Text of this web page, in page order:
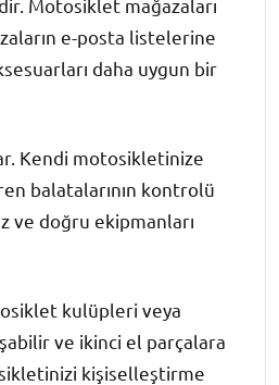
Motosiklet mağazaları
e-posta listelerine
daha uygun bir
Kendi motosikletinize
balatalarının kontrolü
ve doğru ekipmanları
kulüpleri veya
ve ikinci el parçalara
kişiselleştirme